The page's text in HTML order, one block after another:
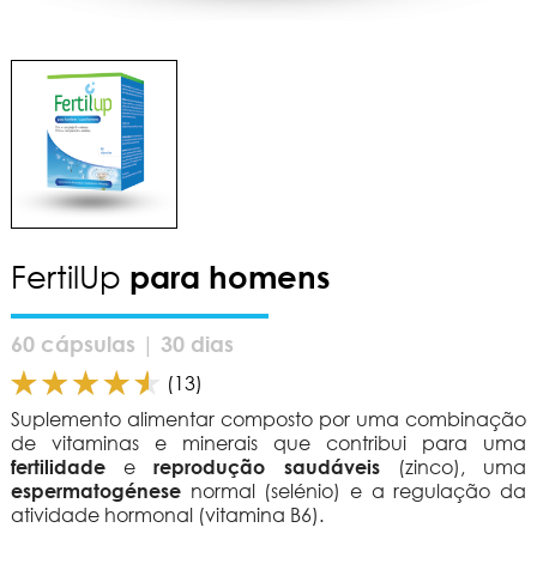
FertilUp para homens
60 cápsulas | 30 dias
(13)
Suplemento alimentar composto por uma combinação
de vitaminas e minerais que contribui para uma
fertilidadeereprodução saudáveis(zinco), uma
espermatogénesenormal (selénio) e a regulação da
atividade hormonal (vitamina B6).